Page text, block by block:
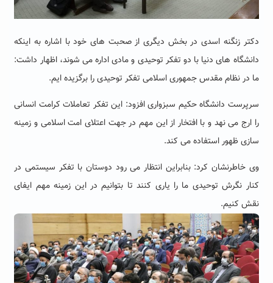
دکتر زنگنه اسدی در بخش دیگری از صحبت های خود با اشاره به اینکه
دانشگاه های دنیا با دو تفکر توحیدی و مادی اداره می شوند، اظهار داشت:
ما در نظام مقدس جمهوری اسلامی تفکر توحیدی را برگزیده ایم.
سرپرست دانشگاه حکیم سبزواری افزود: این تفکر تعاملات کرامت انسانی
را ارج می نهد و با افتخار از این مهم در جهت اعتلای امت اسلامی و زمینه
سازی ظهور استفاده می کند.
وی خاطرنشان کرد: بنابراین انتظار می رود دوستان با تفکر سیستمی در
کنار نگرش توحیدی ما را یاری کنند تا بتوانیم در این زمینه مهم ایفای
نقش کنیم.